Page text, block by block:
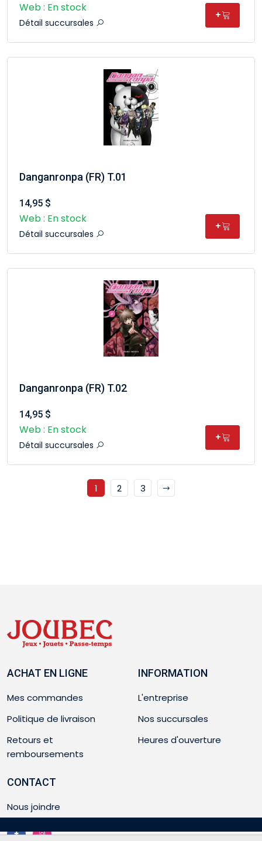
Web : En stock
Détail succursales
+
Danganronpa (FR) T.01
14,95 $
Web : En stock
Détail succursales
+
Danganronpa (FR) T.02
14,95 $
Web : En stock
Détail succursales
+
1 2 3
ACHAT EN LIGNE
Mes commandes
Politique de livraison
Retours et
remboursements
INFORMATION
L'entreprise
Nos succursales
Heures d'ouverture
CONTACT
Nous joindre